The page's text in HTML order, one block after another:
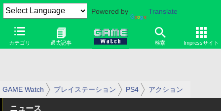
Powered by Translate
カテゴリ 過去記事 検索 Impressサイト
GAME Watch プレイステーション PS4 アクション
ニュース